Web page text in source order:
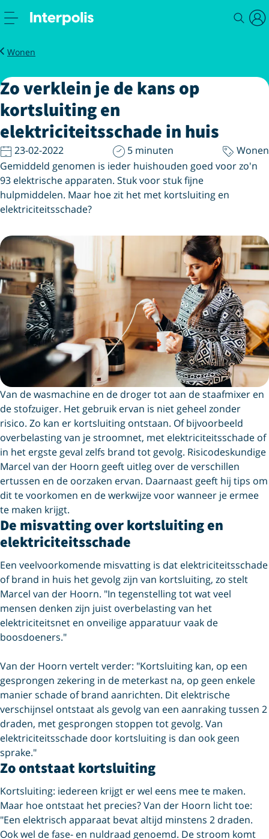
Magazine
Wonen
Zo verklein je de kans op kortsluiting en elektriciteitsschade in
Zo verklein je de kans op
kortsluiting en
elektriciteitsschade in huis
23-02-2022 5 minuten
Wonen
Gemiddeld genomen is ieder huishouden goed voor zo'n
93 elektrische apparaten. Stuk voor stuk fijne
hulpmiddelen. Maar hoe zit het met kortsluiting en
elektriciteitsschade?
Van de wasmachine en de droger tot aan de staafmixer en
de stofzuiger. Het gebruik ervan is niet geheel zonder
risico. Zo kan er kortsluiting ontstaan. Of bijvoorbeeld
overbelasting van je stroomnet, met elektriciteitsschade of
in het ergste geval zelfs brand tot gevolg. Risicodeskundige
Marcel van der Hoorn geeft uitleg over de verschillen
ertussen en de oorzaken ervan. Daarnaast geeft hij tips om
dit te voorkomen en de werkwijze voor wanneer je ermee
te maken krijgt.
De misvatting over kortsluiting en
elektriciteitsschade
Een veelvoorkomende misvatting is dat elektriciteitsschade
of brand in huis het gevolg zijn van kortsluiting, zo stelt
Marcel van der Hoorn. "In tegenstelling tot wat veel
mensen denken zijn juist overbelasting van het
elektriciteitsnet en onveilige apparatuur vaak de
boosdoeners."
Van der Hoorn vertelt verder: "Kortsluiting kan, op een
gesprongen zekering in de meterkast na, op geen enkele
manier schade of brand aanrichten. Dit elektrische
verschijnsel ontstaat als gevolg van een aanraking tussen 2
draden, met gesprongen stoppen tot gevolg. Van
elektriciteitsschade door kortsluiting is dan ook geen
sprake."
Zo ontstaat kortsluiting
Kortsluiting: iedereen krijgt er wel eens mee te maken.
Maar hoe ontstaat het precies? Van der Hoorn licht toe:
"Een elektrisch apparaat bevat altijd minstens 2 draden.
Ook wel de fase- en nuldraad genoemd. De stroom komt